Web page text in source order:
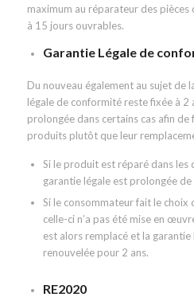
maximum au réparateur des
à 15 jours ouvrables.
Garantie Légale de
Du nouveau également au sujet de
légale de conformité reste fixée à 2
prolongée dans certains cas afin
produits plutôt que leur
Si le produit est réparé dans les
garantie légale est prolongée de
Si le consommateur fait le choix
celle-ci n’a pas été mise en
est alors remplacé et la
renouvelée pour 2 ans.
RE2020